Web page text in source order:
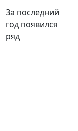
За последний
год появился
ряд